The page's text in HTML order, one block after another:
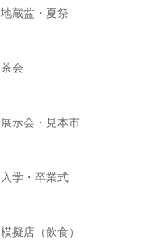
地蔵盆・夏祭
茶会
展示会・見本市
入学・卒業式
模擬店（飲食）